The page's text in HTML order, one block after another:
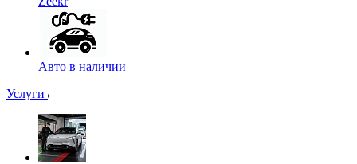
Авто в наличии
Услуги